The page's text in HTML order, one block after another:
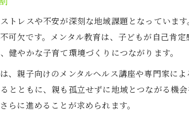
トレスや不安が深刻な地域課題となっていま
可欠です。メンタル教育は、子どもが自己肯
やかな子育て環境づくりにつながります。
、親子向けのメンタルヘルス講座や専門家に
とともに、親も孤立せずに地域とつながる機
らに進めることが求められます。